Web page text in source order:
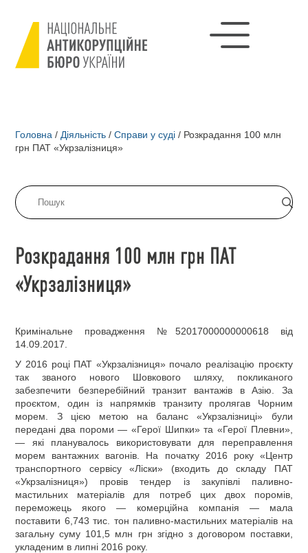
Головна / Діяльність / Справи у суді / Розкрадання 100 млн
грн ПАТ «Укрзалізниця»
Розкрадання 100 млн грн ПАТ
«Укрзалізниця»
Кримінальне провадження №52017000000000618 від
14.09.2017.
У 2016 році ПАТ «Укрзалізниця» почало реалізацію проєкту
так званого нового Шовкового шляху, покликаного
забезпечити безперебійний транзит вантажів в Азію. За
проєктом, один із напрямків транзиту пролягав Чорним
морем. З цією метою на баланс «Укрзалізниці» були
передані два пороми — «Герої Шипки» та «Герої Плевни»,
— які планувалось використовувати для переправлення
морем вантажних вагонів. На початку 2016 року «Центр
транспортного сервісу «Ліски» (входить до складу ПАТ
«Укрзалізниця») провів тендер із закупівлі паливно-
мастильних матеріалів для потреб цих двох поромів,
переможець якого — комерційна компанія — мала
поставити 6,743 тис. тон паливно-мастильних матеріалів на
загальну суму 101,5 млн грн згідно з договором поставки,
укладеним в липні 2016 року.